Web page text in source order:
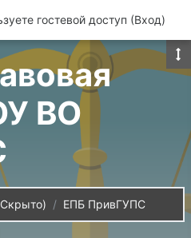
гостевой доступ (Вход)
ВО
ЕПБ ПривГУПС